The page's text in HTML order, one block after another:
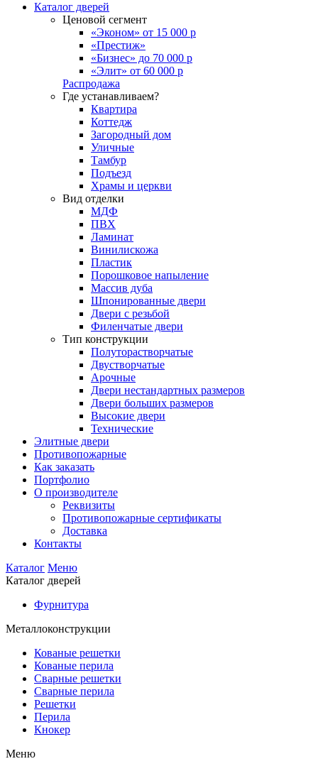
Каталог дверей
Ценовой сегмент
«Эконом» от 15 000 р
«Престиж»
«Бизнес» до 70 000 р
«Элит» от 60 000 р
Распродажа
Где устанавливаем?
Квартира
Коттедж
Загородный дом
Уличные
Тамбур
Подъезд
Храмы и церкви
Вид отделки
МДФ
ПВХ
Ламинат
Винилискожа
Пластик
Порошковое напыление
Массив дуба
Шпонированные двери
Двери с резьбой
Филенчатые двери
Тип конструкции
Полуторастворчатые
Двустворчатые
Арочные
Двери нестандартных размеров
Двери больших размеров
Высокие двери
Технические
Элитные двери
Противопожарные
Как заказать
Портфолио
О производителе
Реквизиты
Противопожарные сертификаты
Доставка
Контакты
Каталог Меню
Каталог дверей
Фурнитура
Металлоконструкции
Кованые решетки
Кованые перила
Сварные решетки
Сварные перила
Решетки
Перила
Кнокер
Меню